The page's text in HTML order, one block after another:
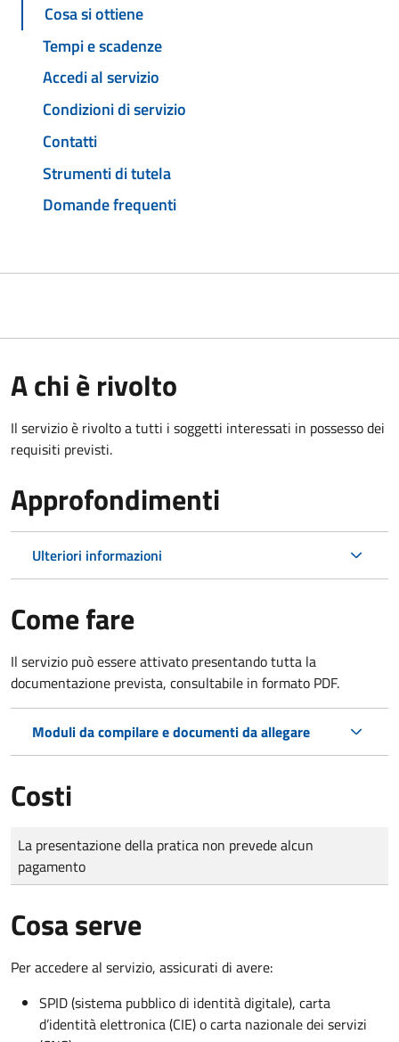
Cosa si ottiene
Tempi e scadenze
Accedi al servizio
Condizioni di servizio
Contatti
Strumenti di tutela
Domande frequenti
A chi è rivolto
Il servizio è rivolto a tutti i soggetti interessati in possesso dei
requisiti previsti.
Approfondimenti
Ulteriori informazioni
Come fare
Il servizio può essere attivato presentando tutta la
documentazione prevista, consultabile in formato PDF.
Moduli da compilare e documenti da allegare
Costi
Tipo di pagamento
Importo
La presentazione della pratica non prevede alcun
pagamento
Cosa serve
Per accedere al servizio, assicurati di avere:
SPID (sistema pubblico di identità digitale), carta
d’identità elettronica (CIE) o carta nazionale dei servizi